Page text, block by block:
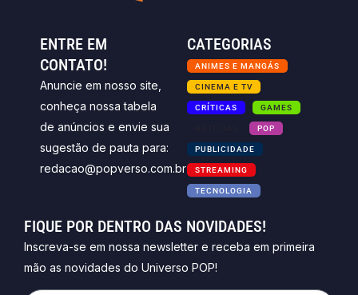
ENTRE EM
CONTATO!
Anuncie em nosso site,
conheça nossa tabela
de anúncios e envie sua
sugestão de pauta para:
redacao@popverso.com.br
CATEGORIAS
ANIMES E MANGÁS
CINEMA E TV
CRÍTICAS GAMES
POP
PUBLICIDADE
STREAMING
TECNOLOGIA
FIQUE POR DENTRO DAS NOVIDADES!
Inscreva-se em nossa newsletter e receba em primeira
mão as novidades do Universo POP!